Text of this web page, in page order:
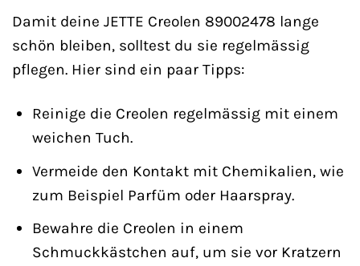
Damit deine JETTE Creolen 89002478 lange
schön bleiben, solltest du sie regelmässig
pflegen. Hier sind ein paar Tipps:
Reinige die Creolen regelmässig mit einem
weichen Tuch.
Vermeide den Kontakt mit Chemikalien, wie
zum Beispiel Parfüm oder Haarspray.
Bewahre die Creolen in einem
Schmuckkästchen auf, um sie vor Kratzern